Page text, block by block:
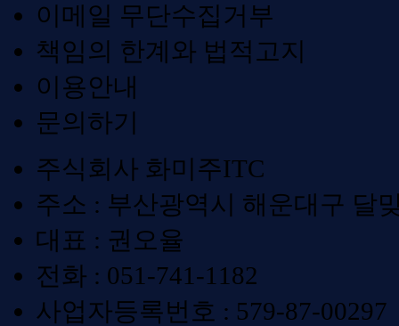
이메일 무단수집거부
책임의 한계와 법적고지
이용안내
문의하기
주식회사 화미주ITC
주소 : 부산광역시 해운대구 달
대표 : 권오율
전화 : 051-741-1182
사업자등록번호 : 579-87-00297